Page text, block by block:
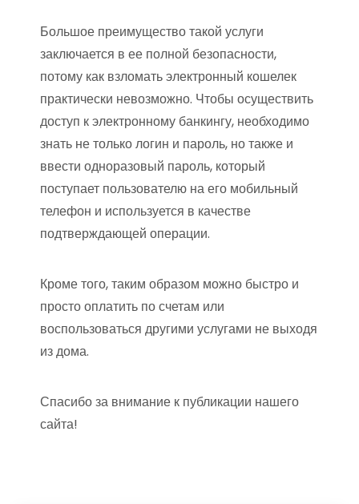
Большое преимущество такой услуги
заключается в ее полной безопасности,
потому как взломать электронный кошелек
практически невозможно. Чтобы осуществить
доступ к электронному банкингу, необходимо
знать не только логин и пароль, но также и
ввести одноразовый пароль, который
поступает пользователю на его мобильный
телефон и используется в качестве
подтверждающей операции.
Кроме того, таким образом можно быстро и
просто оплатить по счетам или
воспользоваться другими услугами не выходя
из дома.
Спасибо за внимание к публикации нашего
сайта!